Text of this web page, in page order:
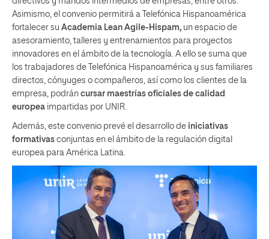
Asimismo, el convenio permitirá a Telefónica Hispanoamérica
fortalecer su Academia Lean Agile-Hispam, un espacio de
asesoramiento, talleres y entrenamientos para proyectos
innovadores en el ámbito de la tecnología. A ello se suma que
los trabajadores de Telefónica Hispanoamérica y sus familiares
directos, cónyuges o compañeros, así como los clientes de la
empresa, podrán cursar maestrías oficiales de calidad
europea impartidas por UNIR.
Además, este convenio prevé el desarrollo de iniciativas
formativas conjuntas en el ámbito de la regulación digital
europea para América Latina.